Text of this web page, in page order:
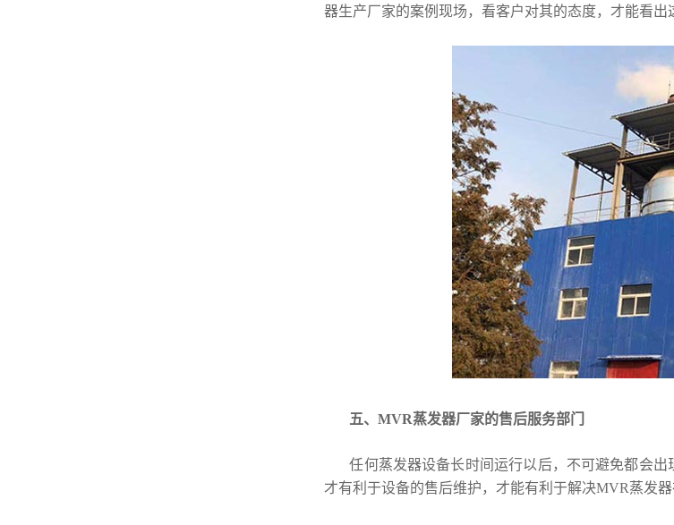
器生产厂家的案例现场，看客户对其的态度，才能看出
五、MVR蒸发器厂家的售后服务部门
任何蒸发器设备长时间运行以后，不可避免都会出
才有利于设备的售后维护，才能有利于解决MVR蒸发器